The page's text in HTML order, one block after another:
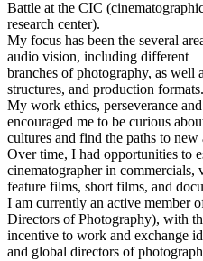
Battle at the CIC
research center).
My focus has been the several
audio vision, including different
branches of photography, as well
structures, and production formats.
My work ethics, perseverance
encouraged me to be curious
cultures and find the paths to
Over time, I had opportunities to
cinematographer in commercials,
feature films, short films, and
I am currently an active member
Directors of Photography), with
incentive to work and exchange
and global directors of